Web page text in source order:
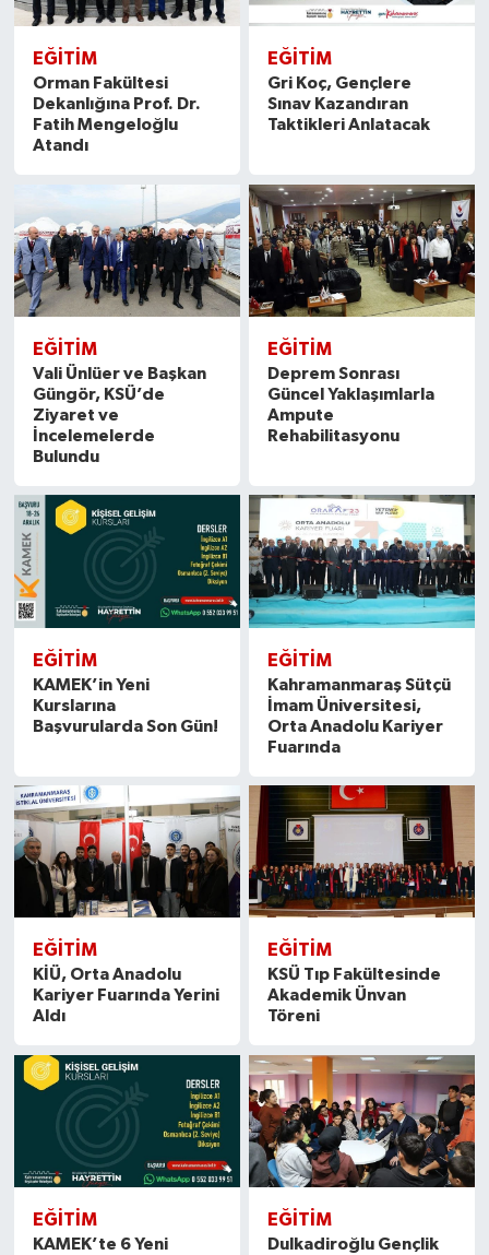
EĞITIM
Orman Fakültesi
Dekanlığına Prof. Dr.
Fatih Mengeloğlu
Atandı
EĞITIM
Gri Koç, Gençlere
Sınav Kazandıran
Taktikleri Anlatacak
EĞITIM
Vali Ünlüer ve Başkan
Güngör, KSÜ’de
Ziyaret ve
İncelemelerde
Bulundu
EĞITIM
Deprem Sonrası
Güncel Yaklaşımlarla
Ampute
Rehabilitasyonu
EĞITIM
KAMEK’in Yeni
Kurslarına
Başvurularda Son Gün!
EĞITIM
Kahramanmaraş Sütçü
İmam Üniversitesi,
Orta Anadolu Kariyer
Fuarında
EĞITIM
KİÜ, Orta Anadolu
Kariyer Fuarında Yerini
Aldı
EĞITIM
KSÜ Tıp Fakültesinde
Akademik Ünvan
Töreni
EĞITIM
KAMEK’te 6 Yeni
EĞITIM
Dulkadiroğlu Gençlik